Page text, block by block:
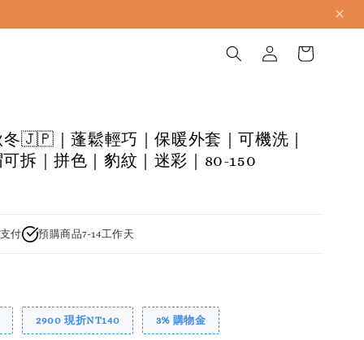
冬🇯🇵｜蓬鬆輕巧｜保暖外套｜可機洗｜
拆｜拼色｜豹紋｜迷彩｜80-150
付 預購商品7-14工作天
2900 現折NT140 3% 購物金